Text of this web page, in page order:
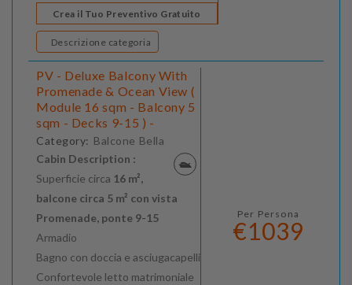
Crea il Tuo Preventivo Gratuito
Descrizione categoria
PV - Deluxe Balcony With
Promenade & Ocean View (
Module 16 sqm - Balcony 5
sqm - Decks 9-15 ) -
Category: Balcone Bella
Cabin Description :
Superficie circa 16 m²,
balcone circa 5 m² con vista
Promenade, ponte 9-15
Armadio
Bagno con doccia e asciugacapelli
Confortevole letto matrimoniale
Per Persona
€1039